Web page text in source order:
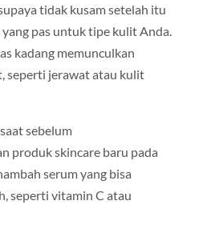
tidak kusam setelah itu
pas untuk tipe kulit Anda.
kadang memunculkan
seperti jerawat atau kulit
sebelum
produk skincare baru pada
serum yang bisa
seperti vitamin C atau